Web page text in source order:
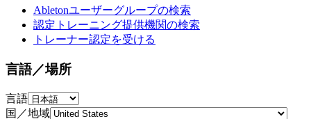
Abletonユーザーグループの検索
認定トレーニング提供機関の検索
トレーナー認定を受ける
言語／場所
言語
国／地域